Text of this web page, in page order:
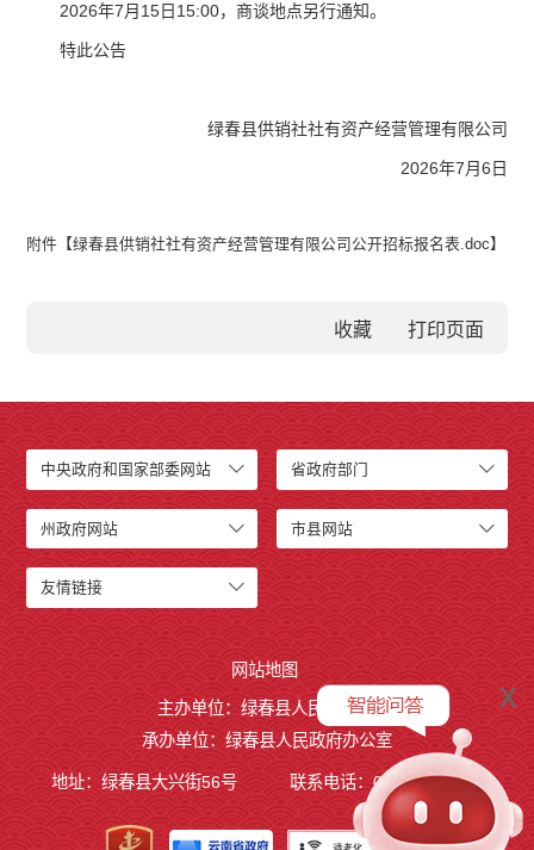
2026年7月15日15:00，商谈地点另行通知。
特此公告
绿春县供销社社有资产经营管理有限公司
2026年7月6日
附件【绿春县供销社社有资产经营管理有限公司公开招标报名表.doc】
收藏
中央政府和国家部委网站 省政府部门
州政府网站 市县网站
友情链接
x
网站地图
主办单位：绿春县人民政府
承办单位：绿春县人民政府办公室
地址：绿春县大兴街56号 联系电话：0873-4221495